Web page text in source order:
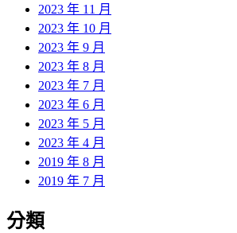
2023 年 11 月
2023 年 10 月
2023 年 9 月
2023 年 8 月
2023 年 7 月
2023 年 6 月
2023 年 5 月
2023 年 4 月
2019 年 8 月
2019 年 7 月
分類